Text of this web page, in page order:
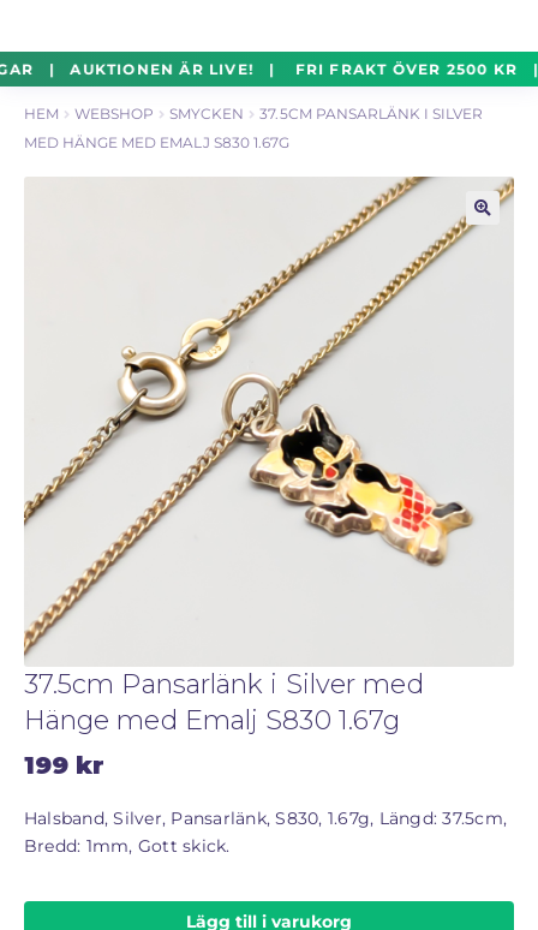
Hoppa
till
navigering
Hoppa
till
innehåll
AUKTIONEN ÄR LIVE! | FRI FRAKT ÖVER
Silverföremål
Mynt
LIVE
Mitt Konto
Vill du sälja? – Till Pantbanken
ALLMÄNNA VILLKOR
STORLEKSGUIDE FÖR RINGAR
SÅ FUNGERAR KÖP MED PANTLÅN
HEM WEBSHOP SMYCKEN
37.5CM PANSARLÄNK I SILVER
MED HÄNGE MED EMALJ S830 1.67G
37.5cm Pansarlänk i Silver med
Hänge med Emalj S830 1.67g
199 kr
Halsband, Silver, Pansarlänk, S830, 1.67g, Längd: 37.5cm,
Bredd: 1mm, Gott skick.
Lägg till i varukorg